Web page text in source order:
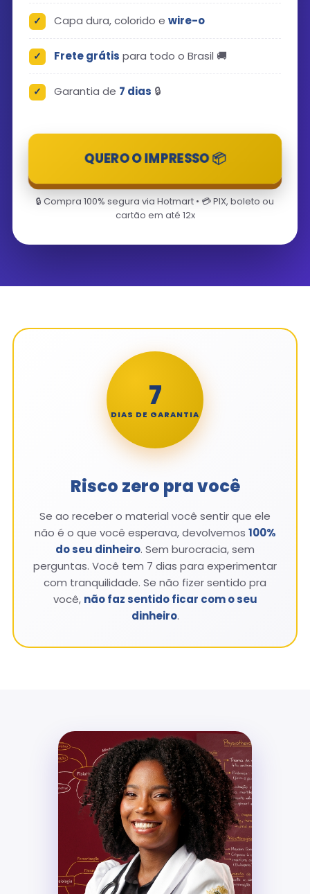
Capa dura, colorido e wire-o
Frete grátis para todo o Brasil 🚚
Garantia de 7 dias 🔒
QUERO O IMPRESSO 📦
🔒 Compra 100% segura via Hotmart • 💳 PIX, boleto ou
cartão em até 12x
7
DIAS DE GARANTIA
Risco zero pra você
Se ao receber o material você sentir que ele
não é o que você esperava, devolvemos 100%
do seu dinheiro. Sem burocracia, sem
perguntas. Você tem 7 dias para experimentar
com tranquilidade. Se não fizer sentido pra
você, não faz sentido ficar com o seu
dinheiro.